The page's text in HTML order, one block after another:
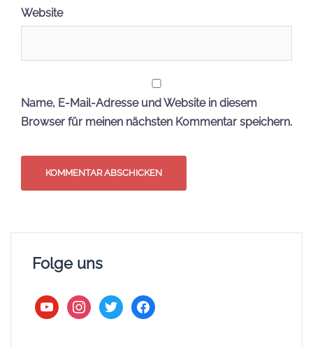
Website
Name, E-Mail-Adresse und Website in diesem
Browser für meinen nächsten Kommentar speichern.
Folge uns
youtubeinstagram
twitter facebook